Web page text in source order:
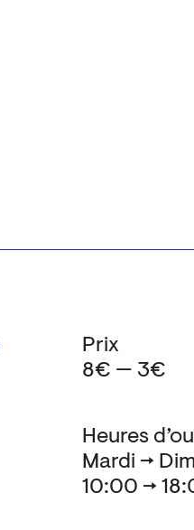
Heures
Mardi →
10:00 →
Prix
8€ — 3€